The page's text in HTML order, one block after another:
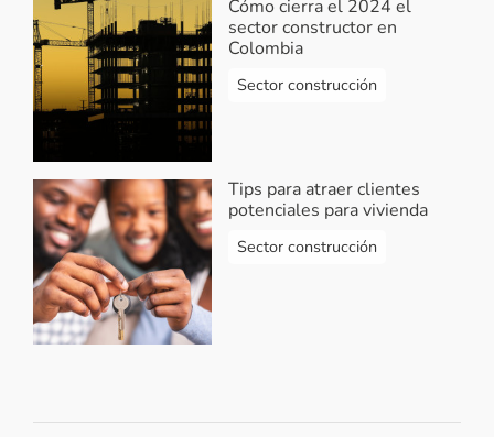
Cómo cierra el 2024 el
sector constructor en
Colombia
Sector construcción
Tips para atraer clientes
potenciales para vivienda
Sector construcción